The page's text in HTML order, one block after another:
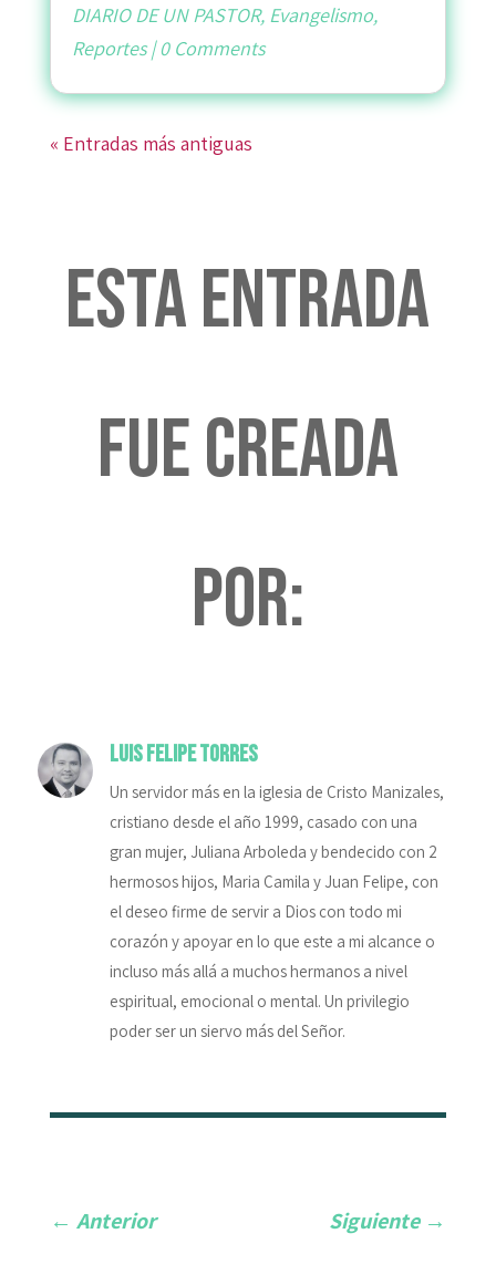
DIARIO DE UN PASTOR, Evangelismo,
Reportes|0 Comments
« Entradas más antiguas
Esta entrada
fue creada
por:
Luis Felipe Torres
Un servidor más en la iglesia de Cristo Manizales,
cristiano desde el año 1999, casado con una
gran mujer, Juliana Arboleda y bendecido con 2
hermosos hijos, Maria Camila y Juan Felipe, con
el deseo firme de servir a Dios con todo mi
corazón y apoyar en lo que este a mi alcance o
incluso más allá a muchos hermanos a nivel
espiritual, emocional o mental. Un privilegio
poder ser un siervo más del Señor.
← Anterior Siguiente→